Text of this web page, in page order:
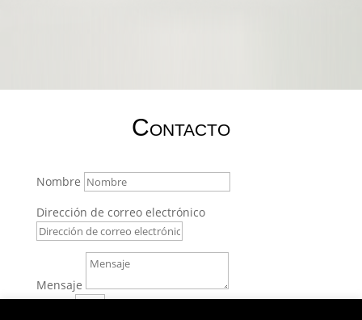
Contacto
Nombre
Dirección de correo electrónico
Mensaje
1 + 2=